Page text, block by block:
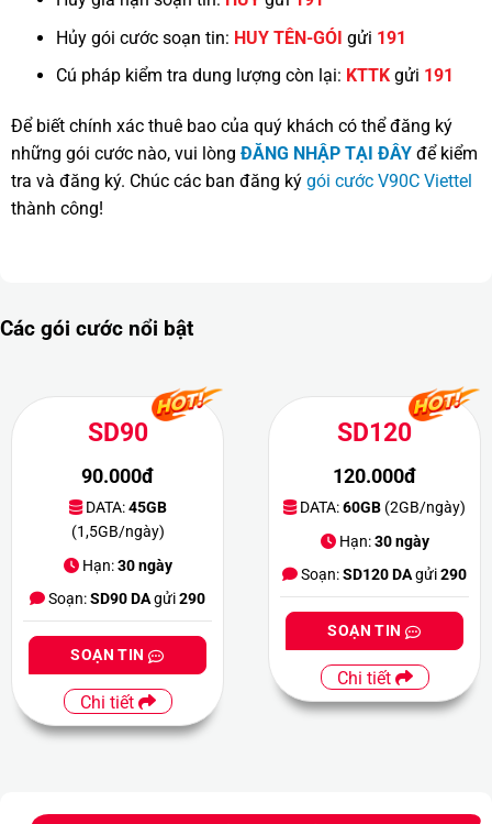
Hủy gói cước soạn tin: HUY TÊN-GÓI gửi 191
Cú pháp kiểm tra dung lượng còn lại: KTTK gửi 191
Để biết chính xác thuê bao của quý khách có thể đăng ký
những gói cước nào, vui lòng ĐĂNG NHẬP TẠI ĐÂY để kiểm
tra và đăng ký. Chúc các ban đăng ký gói cước V90C Viettel
thành công!
Các gói cước nổi bật
SD90
90.000đ
DATA:45GB
(1,5GB/ngày)
Hạn:30 ngày
Soạn:SD90 DAgửi290
SOẠN TIN
Chi tiết
SD120
120.000đ
DATA:60GB (2GB/ngày)
Hạn:30 ngày
Soạn:SD120 DAgửi290
SOẠN TIN
Chi tiết